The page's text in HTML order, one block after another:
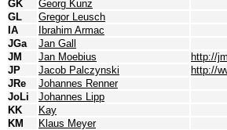
GK
Georg Kunz
GL
Gregor Leusch
IA
Ibrahim Armac
JGa
Jan Gall
JM
Jan Moebius
http://
JP
Jacob Palczynski
http://
JRe
Johannes Renner
JoLi
Johannes Lipp
KK
Kay
KM
Klaus Meyer